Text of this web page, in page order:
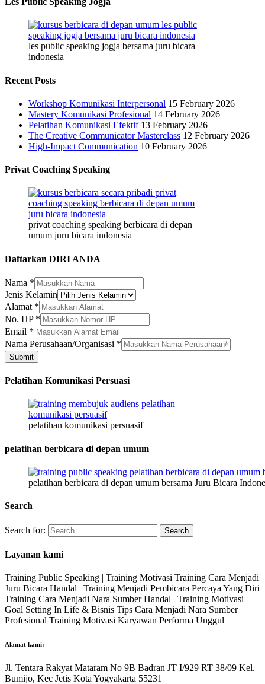
les public speaking jogja bersama juru bicara
indonesia
Recent Posts
Workshop Komunikasi Interpersonal 15 February 2026
Mastery Komunikasi Profesional 14 February 2026
Pelatihan Komunikasi Efektif 13 February 2026
The Creative Communicator Masterclass 12 February 2026
High-Impact Communication 10 February 2026
Privat Coaching Speaking
privat coaching speaking berbicara di depan
umum juru bicara indonesia
Daftarkan DIRI ANDA
Nama *
HP
Nama
Email
Jenis Kelamin
Alamat *
No. HP *
Email *
Nama Perusahaan/Organisasi *
Submit
Pelatihan Komunikasi Persuasi
pelatihan komunikasi persuasif
pelatihan berbicara di depan umum
pelatihan berbicara di depan umum bersama Juru Bicara
Search
Search for:
Layanan kami
Training Public Speaking | Training Motivasi Training Cara Menjadi
Juru Bicara Handal | Training Menjadi Pembicara Percaya Yang Diri
Training Cara Menjadi Nara Sumber Handal | Training Motivasi
Goal Setting In Life & Bisnis Tips Cara Menjadi Nara Sumber
Profesional Training Motivasi Karyawan Performa Unggul
Alamat kami:
Jl. Tentara Rakyat Mataram No 9B Badran JT I/929 RT 38/09 Kel.
Bumijo, Kec Jetis Kota Yogyakarta 55231